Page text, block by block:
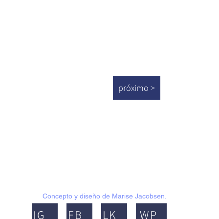
próximo >
Concepto y diseño de Marise Jacobsen.
IG FB LK WP